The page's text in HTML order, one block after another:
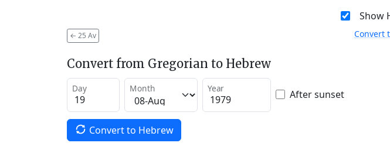
Show
← 25 Av Convert
Convert from Gregorian to Hebrew
Day Month Year After sunset
Convert to Hebrew